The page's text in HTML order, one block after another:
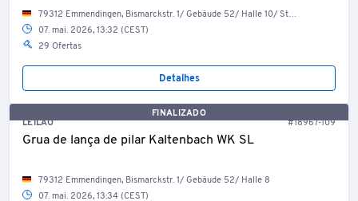
79312 Emmendingen, Bismarckstr. 1/ Gebäude 52/ Halle 10/ Stahlbau
07. mai. 2026, 13:32 (CEST)
29 Ofertas
Detalhes
FINALIZADO
LEILÃO
#18967-109
Grua de lança de pilar Kaltenbach WK SL
79312 Emmendingen, Bismarckstr. 1/ Gebäude 52/ Halle 8
07. mai. 2026, 13:34 (CEST)